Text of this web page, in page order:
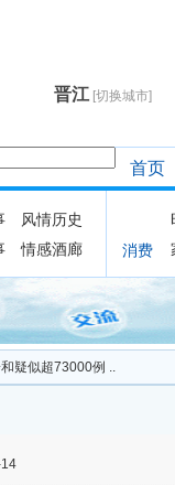
晋江 [切换城市]
首页
风情历史
情感酒廊 消费
疑似超73000例 ..